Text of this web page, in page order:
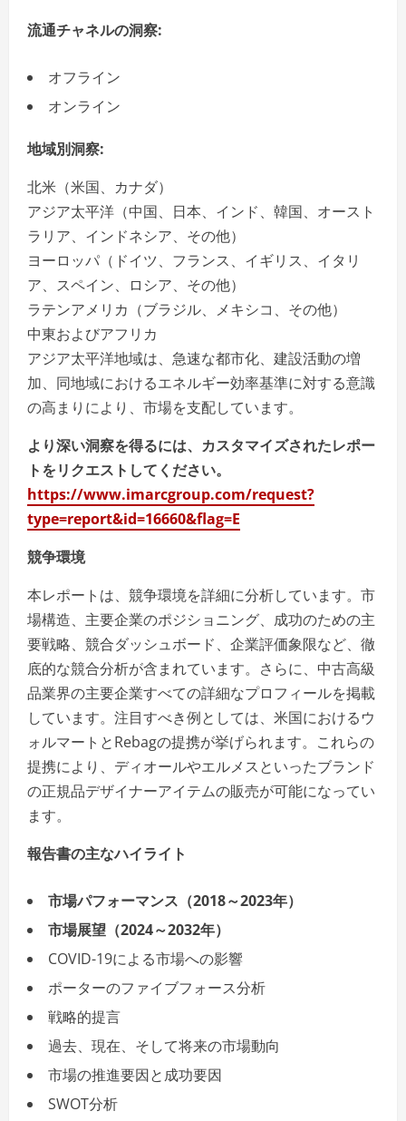
流通チャネルの洞察:
オフライン
オンライン
地域別洞察:
北米（米国、カナダ）
アジア太平洋（中国、日本、インド、韓国、オースト
ラリア、インドネシア、その他）
ヨーロッパ（ドイツ、フランス、イギリス、イタリ
ア、スペイン、ロシア、その他）
ラテンアメリカ（ブラジル、メキシコ、その他）
中東およびアフリカ
アジア太平洋地域は、急速な都市化、建設活動の増
加、同地域におけるエネルギー効率基準に対する意識
の高まりにより、市場を支配しています。
より深い洞察を得るには、カスタマイズされたレポー
トをリクエストしてください。
https://www.imarcgroup.com/request?
type=report&id=16660&flag=E
競争環境
本レポートは、競争環境を詳細に分析しています。市
場構造、主要企業のポジショニング、成功のための主
要戦略、競合ダッシュボード、企業評価象限など、徹
底的な競合分析が含まれています。さらに、中古高級
品業界の主要企業すべての詳細なプロフィールを掲載
しています。注目すべき例としては、米国におけるウ
ォルマートとRebagの提携が挙げられます。これらの
提携により、ディオールやエルメスといったブランド
の正規品デザイナーアイテムの販売が可能になってい
ます。
報告書の主なハイライト
市場パフォーマンス（2018～2023年）
市場展望（2024～2032年）
COVID-19による市場への影響
ポーターのファイブフォース分析
戦略的提言
過去、現在、そして将来の市場動向
市場の推進要因と成功要因
SWOT分析